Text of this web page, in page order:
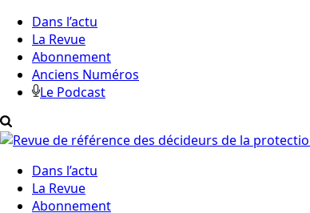
Dans l’actu
La Revue
Abonnement
Anciens Numéros
Le Podcast
Dans l’actu
La Revue
Abonnement